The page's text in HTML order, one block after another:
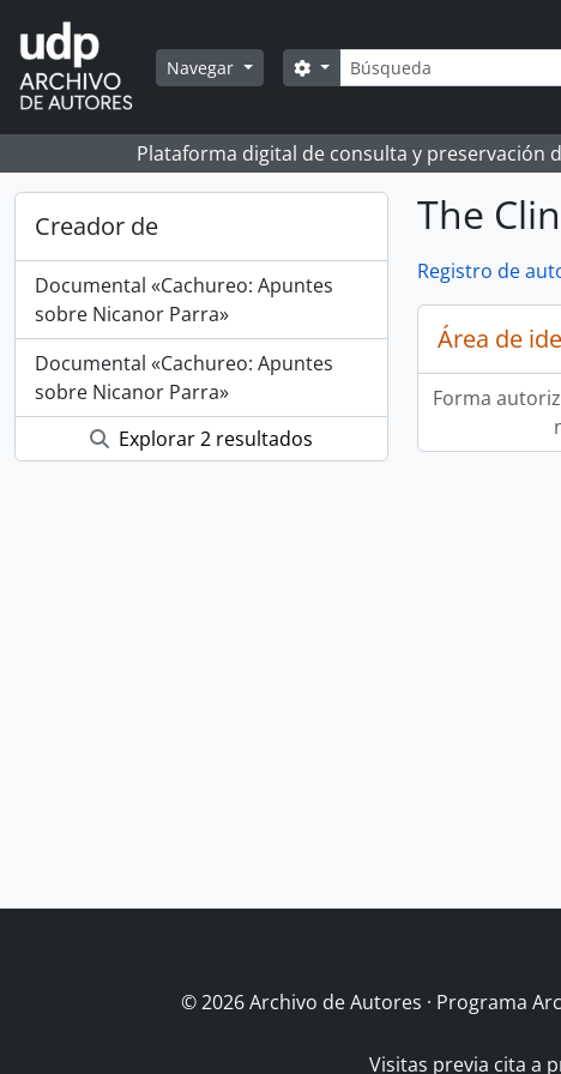
Skip to main content
Navegar Búsqueda
Search options
Plataforma digital de consulta y preservación
Creador de
Documental «Cachureo: Apuntes
sobre Nicanor Parra»
Documental «Cachureo: Apuntes
sobre Nicanor Parra»
Explorar 2 resultados
The
Registro de
Área de
Forma
© 2026 Archivo de Autores · Programa
Visitas previa cita a